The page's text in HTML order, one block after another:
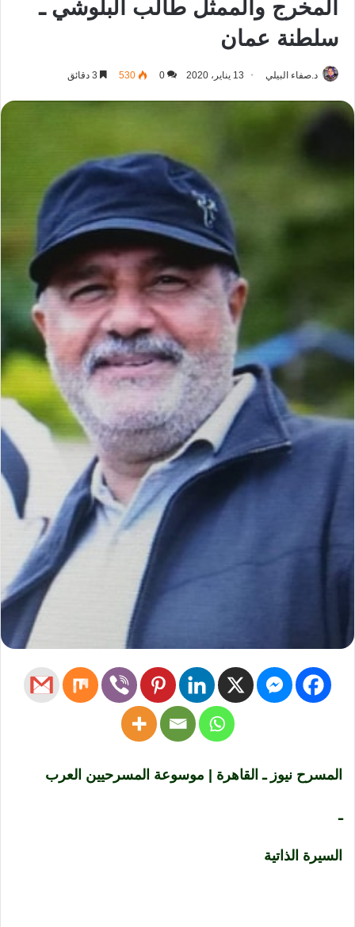
المخرج والممثل طالب البلوشي ـ
سلطنة عمان
د.صفاء البيلي 13 يناير، 2020 0
530
المسرح نيوز ـ القاهرة | موسوعة المسرحيين العرب
ـ
السيرة الذاتية